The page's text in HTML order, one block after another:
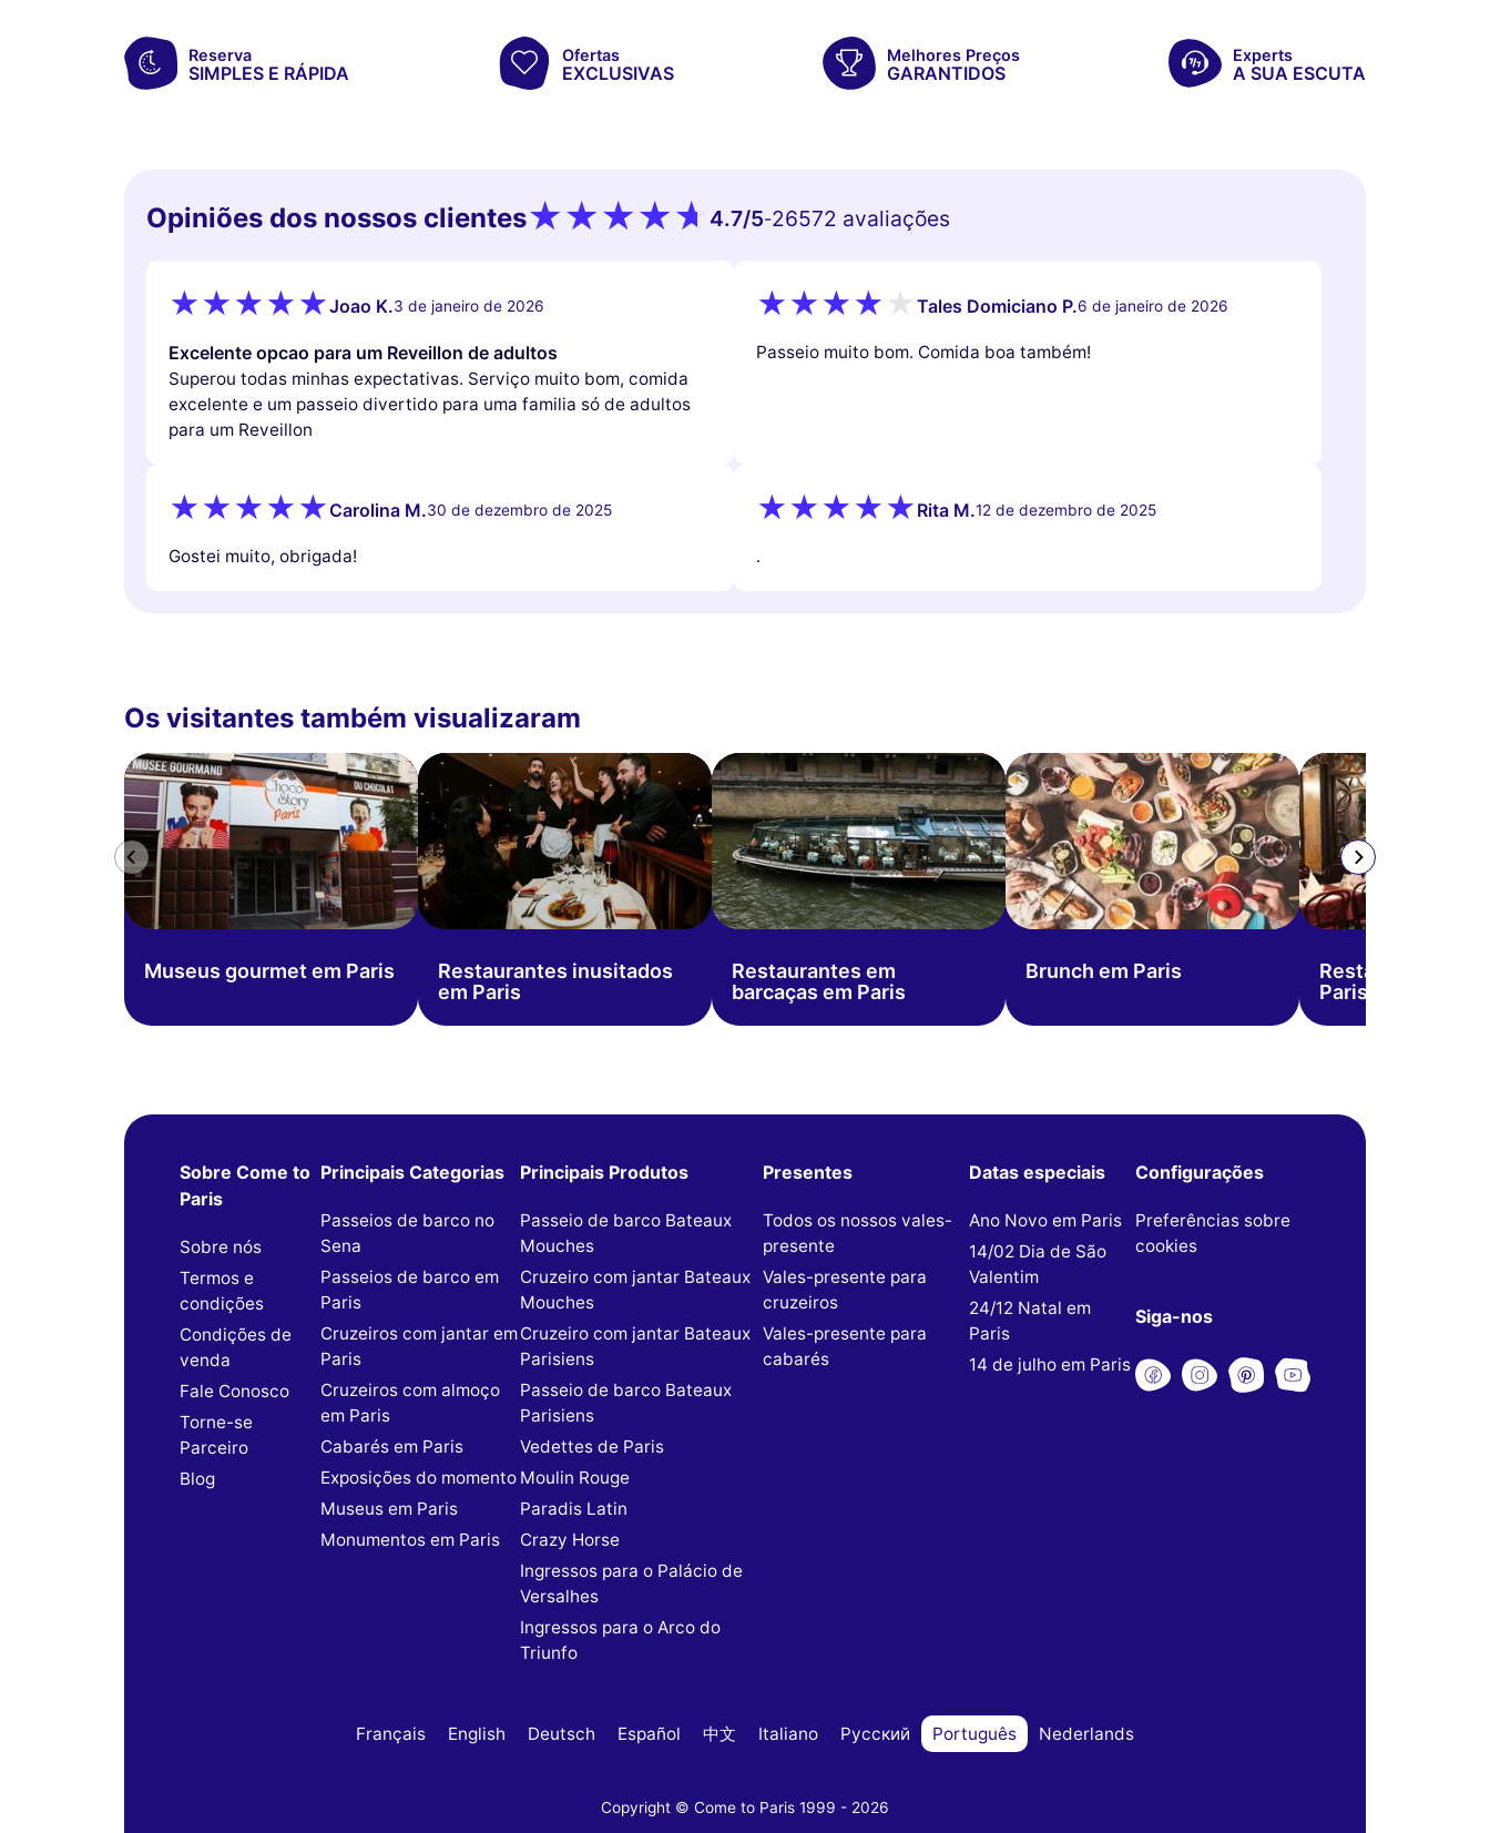
Reserva
SIMPLES E RÁPIDA
Ofertas
EXCLUSIVAS
Melhores Preços
GARANTIDOS
Experts
A SUA ESCUTA
Opiniões dos nossos clientes 4.7/5-26572 avaliações
Joao K.3 de janeiro de 2026
Excelente opcao para um Reveillon de adultos
Superou todas minhas expectativas. Serviço muito bom, comida
excelente e um passeio divertido para uma familia só de adultos
para um Reveillon
Tales Domiciano P.6 de janeiro de 2026
Passeio muito bom. Comida boa também!
Carolina M.30 de dezembro de 2025
Gostei muito, obrigada!
Rita M.12 de dezembro de 2025
.
Os visitantes também visualizaram
Museus gourmet em Paris
Restaurantes inusitados
em Paris
Restaurantes em
barcaças em Paris
Brunch em Paris
Restaurantes de
Paris
Sobre Come to
Paris
Sobre nós
Termos e
condições
Condições de
venda
Fale Conosco
Torne-se
Parceiro
Blog
Principais Categorias
Passeios de barco no
Sena
Passeios de barco em
Paris
Cruzeiros com jantar em
Paris
Cruzeiros com almoço
em Paris
Cabarés em Paris
Exposições do momento
Museus em Paris
Monumentos em Paris
Principais Produtos
Passeio de barco Bateaux
Mouches
Cruzeiro com jantar Bateaux
Mouches
Cruzeiro com jantar Bateaux
Parisiens
Passeio de barco Bateaux
Parisiens
Vedettes de Paris
Moulin Rouge
Paradis Latin
Crazy Horse
Ingressos para o Palácio de
Versalhes
Ingressos para o Arco do
Triunfo
Presentes
Todos os nossos vales-
presente
Vales-presente para
cruzeiros
Vales-presente para
cabarés
Datas especiais
Ano Novo em Paris
14/02 Dia de São
Valentim
24/12 Natal em
Paris
14 de julho em Paris
Configurações
Preferências sobre
cookies
Siga-nos
Français English Deutsch Español 中文 Italiano Русский Português Nederlands
Copyright © Come to Paris 1999 - 2026